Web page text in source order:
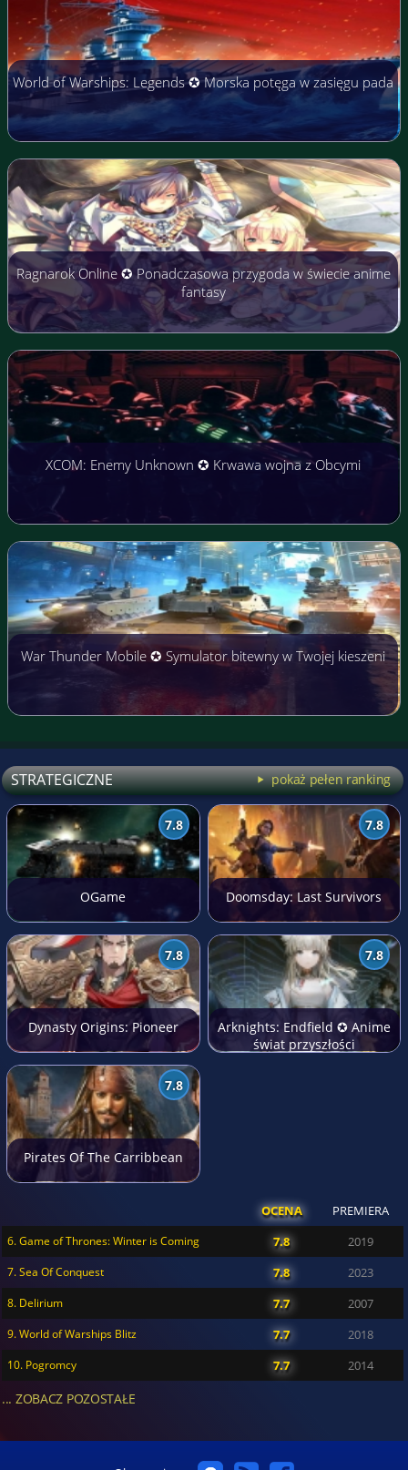
World of Warships: Legends ✪ Morska potęga w zasięgu pada
Ragnarok Online ✪ Ponadczasowa przygoda w świecie anime
fantasy
XCOM: Enemy Unknown ✪ Krwawa wojna z Obcymi
War Thunder Mobile ✪ Symulator bitewny w Twojej kieszeni
STRATEGICZNE pokaż pełen ranking
7.8
OGame
7.8
Doomsday: Last Survivors
7.8
Dynasty Origins: Pioneer
7.8
Arknights: Endfield ✪ Anime
świat przyszłości
7.8
Pirates Of The Carribbean
OCENA PREMIERA
6. Game of Thrones: Winter is Coming 7.8 2019
7. Sea Of Conquest 7.8 2023
8. Delirium 7.7 2007
9. World of Warships Blitz 7.7 2018
10. Pogromcy 7.7 2014
... ZOBACZ POZOSTAŁE